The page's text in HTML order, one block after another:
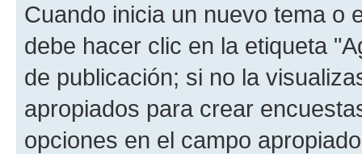
Cuando inicia un nuevo tema o
debe hacer clic en la etiqueta
de publicación; si no la
apropiados para crear
opciones en el campo